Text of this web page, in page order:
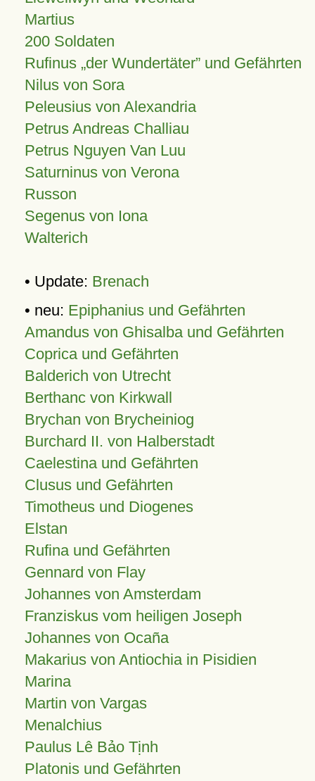
Martius
200 Soldaten
Rufinus „der Wundertäter” und Gefährten
Nilus von Sora
Peleusius von Alexandria
Petrus Andreas Challiau
Petrus Nguyen Van Luu
Saturninus von Verona
Russon
Segenus von Iona
Walterich
• Update: Brenach
• neu: Epiphanius und Gefährten
Amandus von Ghisalba und Gefährten
Coprica und Gefährten
Balderich von Utrecht
Berthanc von Kirkwall
Brychan von Brycheiniog
Burchard II. von Halberstadt
Caelestina und Gefährten
Clusus und Gefährten
Timotheus und Diogenes
Elstan
Rufina und Gefährten
Gennard von Flay
Johannes von Amsterdam
Franziskus vom heiligen Joseph
Johannes von Ocaña
Makarius von Antiochia in Pisidien
Marina
Martin von Vargas
Menalchius
Paulus Lê Bảo Tịnh
Platonis und Gefährten